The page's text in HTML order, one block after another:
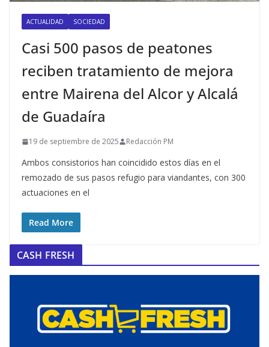
ACTUALIDAD SOCIEDAD
Casi 500 pasos de peatones
reciben tratamiento de mejora
entre Mairena del Alcor y Alcalá
de Guadaíra
19 de septiembre de 2025 Redacción PM
Ambos consistorios han coincidido estos días en el
remozado de sus pasos refugio para viandantes, con 300
actuaciones en el
Read More
CASH FRESH